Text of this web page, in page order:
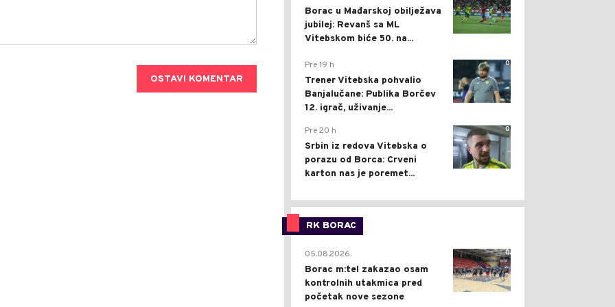
OSTAVI KOMENTAR
Borac u Mađarskoj obilježava
jubilej: Revanš sa ML
Vitebskom biće 50. na...
0
Pre 19 h
Trener Vitebska pohvalio
Banjalučane: Publika Borčev
12. igrač, uživanje...
0
Pre 20 h
Srbin iz redova Vitebska o
porazu od Borca: Crveni
karton nas je poremet...
RK BORAC
0
05.08.2026.
Borac m:tel zakazao osam
kontrolnih utakmica pred
početak nove sezone